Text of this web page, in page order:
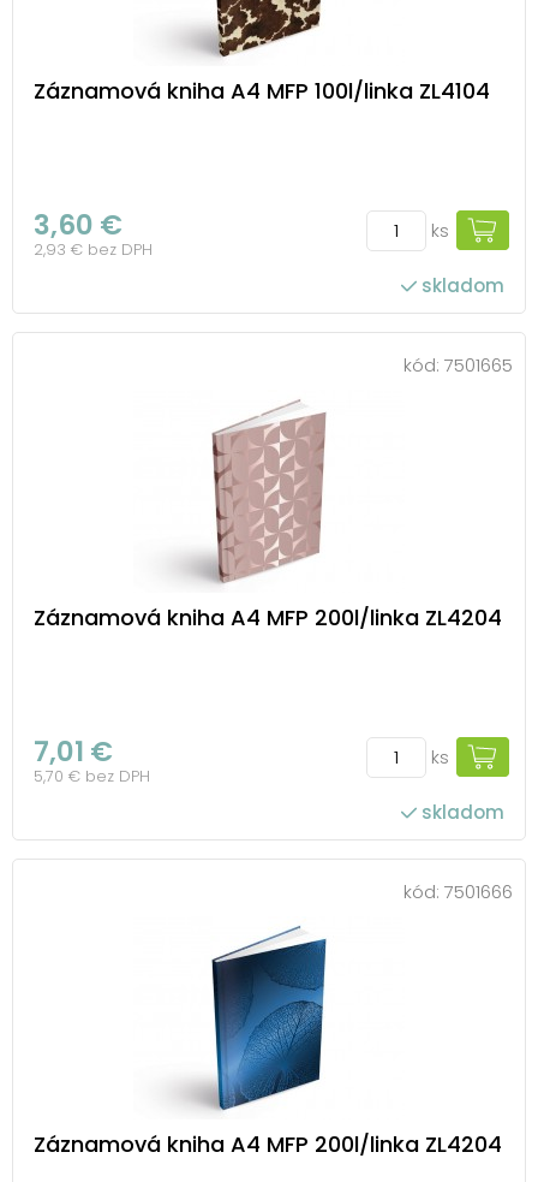
Záznamová kniha A4 MFP 100l/linka ZL4104
3,60 €
2,93 € bez DPH
ks
skladom
kód: 7501665
Záznamová kniha A4 MFP 200l/linka ZL4204
7,01 €
5,70 € bez DPH
ks
skladom
kód: 7501666
Záznamová kniha A4 MFP 200l/linka ZL4204